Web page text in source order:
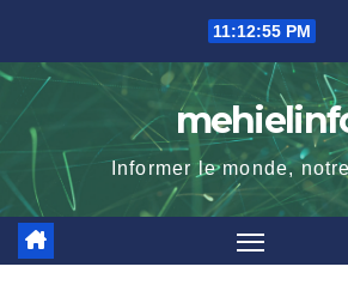
content
11:12:56 PM
Informer le monde,